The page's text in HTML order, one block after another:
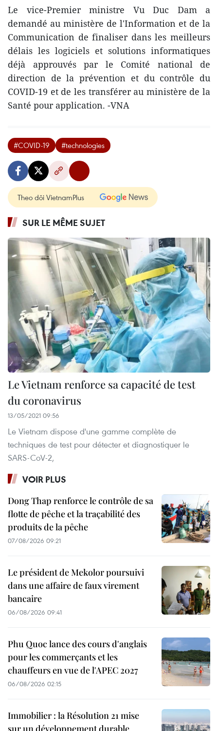
Le vice-Premier ministre Vu Duc Dam a
demandé au ministère de l'Information et de la
Communication de finaliser dans les meilleurs
délais les logiciels et solutions informatiques
déjà approuvés par le Comité national de
direction de la prévention et du contrôle du
COVID-19 et de les transférer au ministère de la
Santé pour application. -VNA
#COVID-19 #technologies
Theo dõi VietnamPlus
SUR LE MÊME SUJET
Le Vietnam renforce sa capacité de test
du coronavirus
13/05/2021 09:56
Le Vietnam dispose d'une gamme complète de
techniques de test pour détecter et diagnostiquer le
SARS-CoV-2,
VOIR PLUS
Dong Thap renforce le contrôle de sa
flotte de pêche et la traçabilité des
produits de la pêche
07/08/2026 09:21
Le président de Mekolor poursuivi
dans une affaire de faux virement
bancaire
06/08/2026 09:41
Phu Quoc lance des cours d'anglais
pour les commerçants et les
chauffeurs en vue de l'APEC 2027
06/08/2026 02:15
Immobilier : la Résolution 21 mise